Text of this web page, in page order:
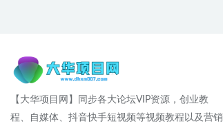
【大华项目网】同步各大论坛VIP资源，创业教
程、自媒体、抖音快手短视频等视频教程以及营销